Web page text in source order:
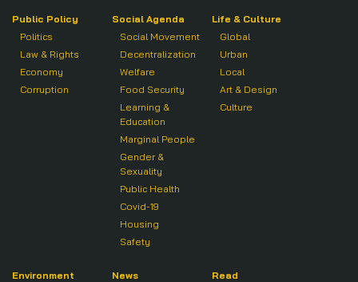
Public Policy
Politics
Law & Rights
Economy
Corruption
Social Agenda
Social Movement
Decentralization
Welfare
Food Security
Learning &
Education
Marginal People
Gender &
Sexuality
Public Health
Covid-19
Housing
Safety
Life & Culture
Global
Urban
Local
Art & Design
Culture
Environment
News
Read